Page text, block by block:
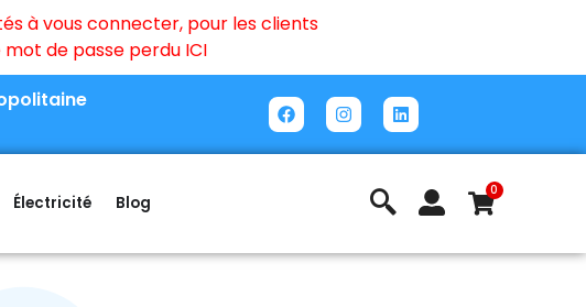
à vous connecter, pour les clients
de passe perdu ICI
Électricité Blog
0